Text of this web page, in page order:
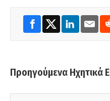
Προηγούμενα Ηχητικά